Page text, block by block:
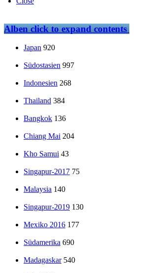
Albenclick to expand contents
Japan 920
Südostasien 997
Indonesien 268
Thailand 384
Bangkok 136
Chiang Mai 204
Kho Samui 43
Singapur-2017 75
Malaysia 140
Singapur-2019 130
Mexiko 2016 177
Südamerika 690
Madagaskar 540